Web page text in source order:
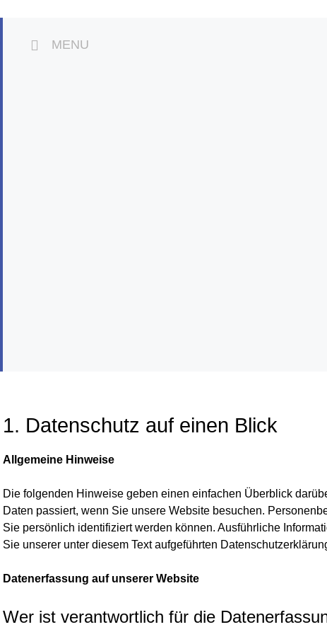
MENU
1. Datenschutz auf einen Blick
Allgemeine Hinweise
Die folgenden Hinweise geben einen einfachen Überblick
Daten passiert, wenn Sie unsere Website besuchen.
Sie persönlich identifiziert werden können. Ausführliche
Sie unserer unter diesem Text aufgeführten
Datenerfassung auf unserer Website
Wer ist verantwortlich für die